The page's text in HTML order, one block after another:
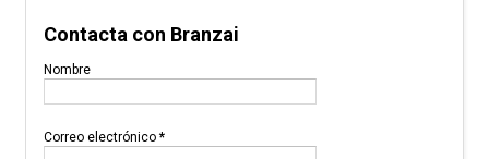
Contacta con Branzai
Nombre
Correo electrónico *